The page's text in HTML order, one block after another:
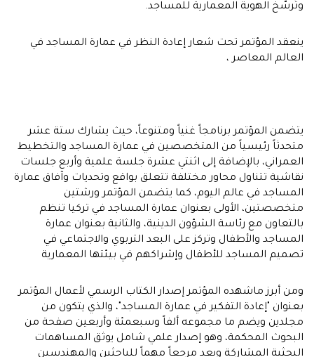
وتُرسّخ الهوية المعمارية للمساجد.
ينعقد المؤتمر تحت شعار إعادة النظر في عمارة المساجد في
العالم المعاصر ،
يتضمن المؤتمر برنامجاً غنياً ومتنوعاً، حيث يشارك ستة عشر
متحدثاً رئيسياً من المتخصصين في عمارة المساجد والتخطيط
العمراني، بالإضافة إلى اثنتي عشرة جلسة علمية وأربع جلسات
نقاشية تتناول محاور مختلفة تتعلق بواقع وتحديات وآفاق عمارة
المساجد في عالم اليوم، كما يتضمن المؤتمر ورشتين
متخصصتين، الأولى بعنوان عمارة المساجد في تركيا تنظم
بالتعاون مع رئاسة الشؤون الدينية، والثانية بعنوان عمارة
المساجد والأطفال وتركز على البعد التربوي والاجتماعي في
تصميم المساجد للأطفال وإشراكهم في بيئتها المعمارية
ومن أبرز ماشهده المؤتمر إصدار الكتاب الرسمي لأعمال المؤتمر
بعنوان "إعادة التفكير في عمارة المساجد"، والذي يتكون من
مجلدين ويضم ما مجموعه ألفاً وسبعمئة وأربعين صفحة من
البحوث المحكمة، وهو إصدار علمي شامل يوثق المساهمات
البحثية المشاركة ويعد مرجعاً مهماً للباحثين والمهندسين